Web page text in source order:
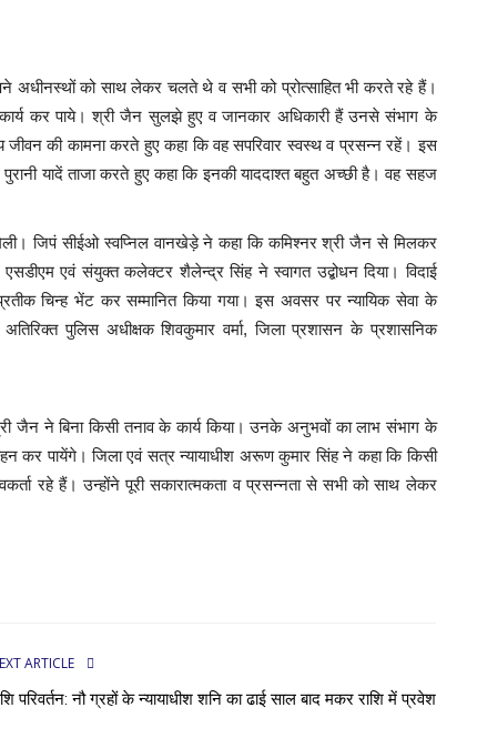
अधीनस्थों को साथ लेकर चलते थे व सभी को प्रोत्साहित भी करते रहे हैं।
कार्य कर पाये। श्री जैन सुलझे हुए व जानकार अधिकारी हैं उनसे संभाग के
की कामना करते हुए कहा कि वह सपरिवार स्वस्थ व प्रसन्न रहें। इस
यादें ताजा करते हुए कहा कि इनकी याददाश्त बहुत अच्छी है। वह सहज
जिपं सीईओ स्वप्निल वानखेड़े ने कहा कि कमिश्नर श्री जैन से मिलकर
एवं संयुक्त कलेक्टर शैलेन्द्र सिंह ने स्वागत उद्बोधन दिया। विदाई
चिन्ह भेंट कर सम्मानित किया गया। इस अवसर पर न्यायिक सेवा के
पुलिस अधीक्षक शिवकुमार वर्मा, जिला प्रशासन के प्रशासनिक
जैन ने बिना किसी तनाव के कार्य किया। उनके अनुभवों का लाभ संभाग के
कर पायेंगे। जिला एवं सत्र न्यायाधीश अरूण कुमार सिंह ने कहा कि किसी
रहे हैं। उन्होंने पूरी सकारात्मकता व प्रसन्नता से सभी को साथ लेकर
ARTICLE
परिवर्तन: नौ ग्रहों के न्यायाधीश शनि का ढाई साल बाद मकर राशि में प्रवेश